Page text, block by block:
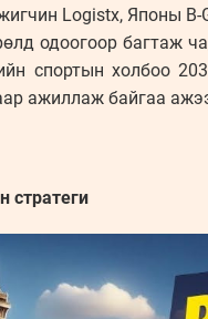
Logistx, Японы
одоогоор багтаж
спортын холбоо
ажиллаж байгаа
стратеги